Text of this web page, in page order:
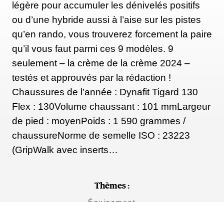
légère pour accumuler les dénivelés positifs
ou d’une hybride aussi à l’aise sur les pistes
qu’en rando, vous trouverez forcement la paire
qu’il vous faut parmi ces 9 modèles. 9
seulement – la crème de la crème 2024 –
testés et approuvés par la rédaction !
Chaussures de l’année : Dynafit Tigard 130
Flex : 130Volume chaussant : 101 mmLargeur
de pied : moyenPoids : 1 590 grammes /
chaussureNorme de semelle ISO : 23223
(GripWalk avec inserts…
Thèmes :